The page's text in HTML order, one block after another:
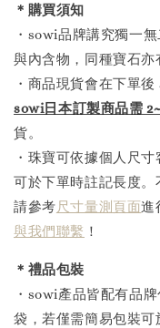
＊購買須知
・sowi品牌講究獨一
與內含物，同種寶石亦
・商品現貨會在下單
sowi日本訂製商品需
貨。
・珠寶可依據個人尺
可於下單時註記長度。
請參考尺寸量測頁面進
與我們聯繫 ！
＊禮品包裝
・sowi產品皆配有品
袋，若僅需簡易包裝